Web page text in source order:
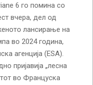
6 го помина со
вчера, дел од
лансирање на
во 2024 година,
агенција (ESA).
пријавија „лесна
во Француска